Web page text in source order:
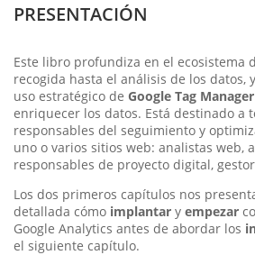
PRESENTACIÓN
Este libro profundiza en el ecosistema
recogida hasta el análisis de los datos,
uso estratégico de Google Tag Manager
enriquecer los datos. Está destinado a
responsables del seguimiento y
uno o varios sitios web: analistas web,
responsables de proyecto digital,
Los dos primeros capítulos nos
detallada cómo implantar y empezar
Google Analytics antes de abordar los
el siguiente capítulo.